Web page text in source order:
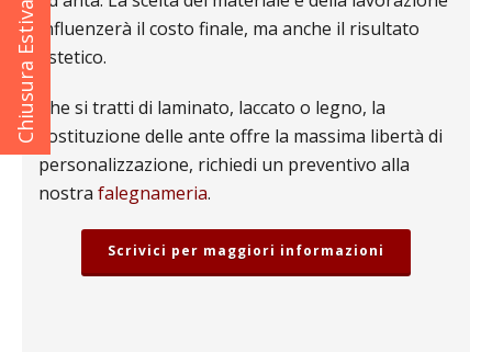
influenzerà il costo finale, ma anche il risultato
estetico.
Che si tratti di laminato, laccato o legno, la
sostituzione delle ante offre la massima libertà di
personalizzazione, richiedi un preventivo alla
nostra falegnameria.
Scrivici per maggiori informazioni
Chiusura Estiva